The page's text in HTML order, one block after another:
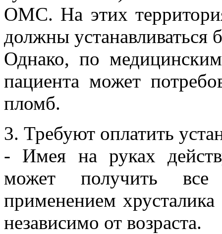
ОМС. На этих
должны устанавливаться
Однако, по
пациента может
пломб.
3. Требуют оплатить
- Имея на руках
может получить все
применением хрусталика
независимо от возраста.